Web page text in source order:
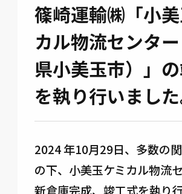
篠崎運輸㈱「小
カル物流センタ
県小美玉市）」
を執り行いました
2024 年10月29日、多数の
の下、小美玉ケミカル物流
新倉庫完成、竣工式を執り